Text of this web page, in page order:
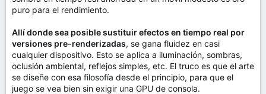
puro para el rendimiento.
Allí donde sea posible sustituir efectos en tiempo real por
versiones pre-renderizadas, se gana fluidez en casi
cualquier dispositivo. Esto se aplica a iluminación, sombras,
oclusión ambiental, reflejos simples, etc. El truco es que el arte
se diseñe con esa filosofía desde el principio, para que el
juego se vea bien sin exigir una GPU de consola.